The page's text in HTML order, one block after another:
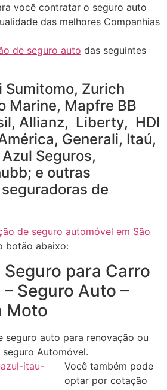
você contratar o seguro auto
das melhores Companhias
de seguro auto das seguintes
Sumitomo, Zurich
Marine, Mapfre BB
Allianz, Liberty, HDI
Generali, Itaú,
Seguros,
e outras
de
de seguro automóvel em São
botão abaixo:
Seguro para Carro
– Seguro Auto –
Moto
seguro auto para renovação ou
Automóvel.
Você também pode
optar por cotação